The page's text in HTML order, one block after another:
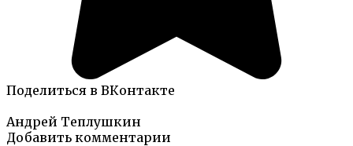
Поделиться в ВКонтакте
Андрей Теплушкин
Добавить комментарии